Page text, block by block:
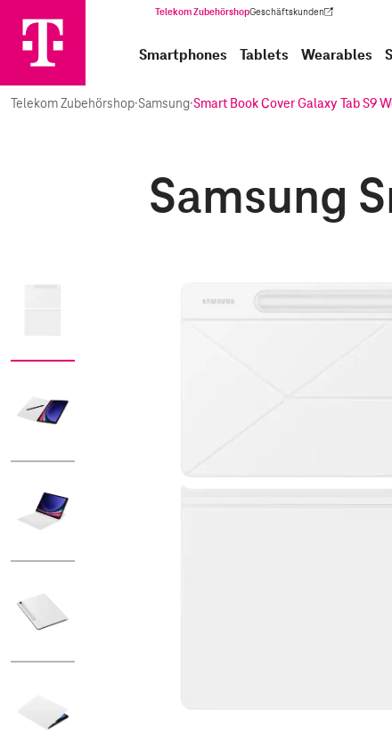
Telekom ZubehörshopGeschäftskunden
(Wird in einem neuen Tab geöffnet)
Smartphones Tablets Wearables
Telekom Zubehörshop·Samsung·Smart Book Cover Galaxy Tab S9
Samsung